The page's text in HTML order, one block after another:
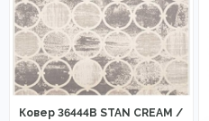
Ковер 36444B STAN CREAM /